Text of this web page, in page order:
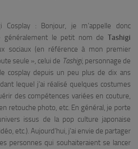
Cosplay : Bonjour, je m’appelle donc
généralement le petit nom de Tashigi
sociaux (en référence à mon premier
seule », celui de Tashigi, personnage de
cosplay depuis un peu plus de dix ans
lequel j’ai réalisé quelques costumes
des compétences variées en couture,
retouche photo, etc. En général, je porte
issus de la pop culture japonaise
etc.). Aujourd’hui, j’ai envie de partager
personnes qui souhaiteraient se lancer